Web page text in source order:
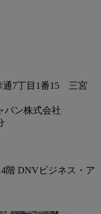
通7丁目1番15 三宮
パン株式会社
階 DNVビジネス・ア